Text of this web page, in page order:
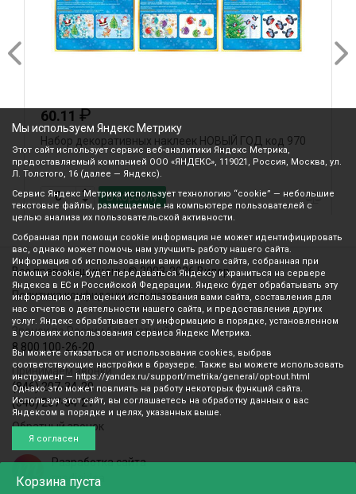
Корзина пуста
60.11 ₽
Набор декоративных наклеек НОВЫЙ ГОД код 970
В корзину
Все права защищены © 2003-2026 Вилор
Политика конфиденциальности
Звонок по России бесплатный
8 800 100-26-20
Принимаем звонки
(846) 207-34-20
(846) 207-34-21
Обратный звонок
Разработка сайта
mediaidea
Мы используем Яндекс Метрику
Этот сайт использует сервис веб-аналитики Яндекс Метрика,
предоставляемый компанией ООО «ЯНДЕКС», 119021, Россия, Москва, ул.
Л. Толстого, 16 (далее — Яндекс).
Сервис Яндекс Метрика использует технологию “cookie” — небольшие
текстовые файлы, размещаемые на компьютере пользователей с
целью анализа их пользовательской активности.
Собранная при помощи cookie информация не может идентифицировать
вас, однако может помочь нам улучшить работу нашего сайта.
Информация об использовании вами данного сайта, собранная при
помощи cookie, будет передаваться Яндексу и храниться на сервере
Яндекса в ЕС и Российской Федерации. Яндекс будет обрабатывать эту
информацию для оценки использования вами сайта, составления для
нас отчетов о деятельности нашего сайта, и предоставления других
услуг. Яндекс обрабатывает эту информацию в порядке, установленном
в условиях использования сервиса Яндекс Метрика.
Вы можете отказаться от использования cookies, выбрав
соответствующие настройки в браузере. Также вы можете использовать
инструмент — https://yandex.ru/support/metrika/general/opt-out.html
Однако это может повлиять на работу некоторых функций сайта.
Используя этот сайт, вы соглашаетесь на обработку данных о вас
Яндексом в порядке и целях, указанных выше.
Я согласен